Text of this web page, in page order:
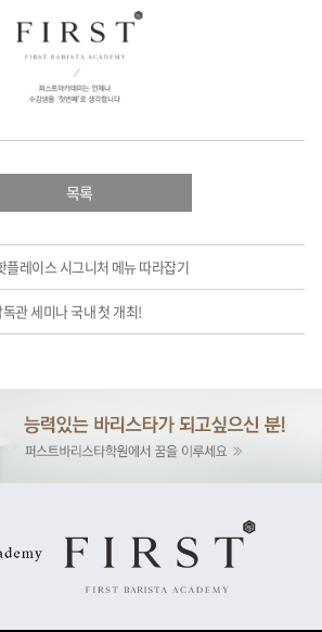
목록
플레이스 시그니처 메뉴 따라잡기
관 세미나 국내 첫 개최!